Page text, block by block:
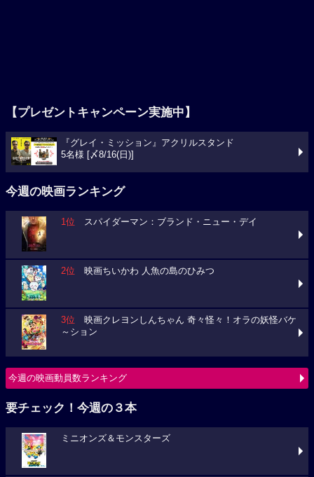
【プレゼントキャンペーン実施中】
『グレイ・ミッション』アクリルスタンド
5名様 [〆8/16(日)]
今週の映画ランキング
1位 スパイダーマン：ブランド・ニュー・デイ
2位 映画ちいかわ 人魚の島のひみつ
3位 映画クレヨンしんちゃん 奇々怪々！オラの妖怪バケ
～ション
今週の映画動員数ランキング
要チェック！今週の３本
ミニオンズ＆モンスターズ